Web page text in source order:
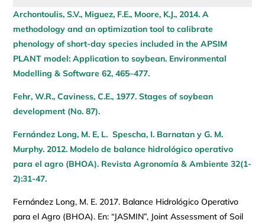
Archontoulis, S.V., Miguez, F.E., Moore, K.J., 2014. A
methodology and an optimization tool to calibrate
phenology of short-day species included in the APSIM
PLANT model: Application to soybean. Environmental
Modelling & Software 62, 465–477.
Fehr, W.R., Caviness, C.E., 1977. Stages of soybean
development (No. 87).
Fernández Long, M. E, L. Spescha, I. Barnatan y G. M.
Murphy. 2012. Modelo de balance hidrológico operativo
para el agro (BHOA). Revista Agronomía & Ambiente 32(1-
2):31-47.
Fernández Long, M. E. 2017. Balance Hidrológico Operativo
para el Agro (BHOA). En: “JASMIN”, Joint Assessment of Soil